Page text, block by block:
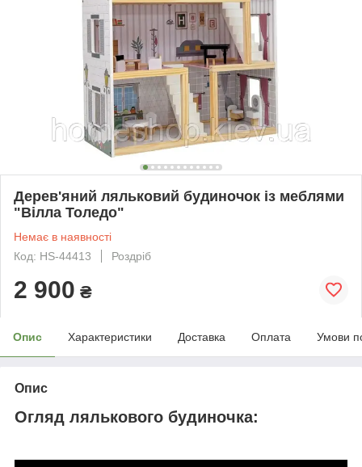
Дерев'яний ляльковий будиночок із меблями
"Вілла Толедо"
Немає в наявності
Код: HS-44413
Роздріб
2 900 ₴
Опис Характеристики Доставка Оплата Умови
Опис
Огляд лялькового будиночка: